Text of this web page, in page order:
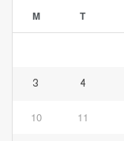
M T
3 4
10 11